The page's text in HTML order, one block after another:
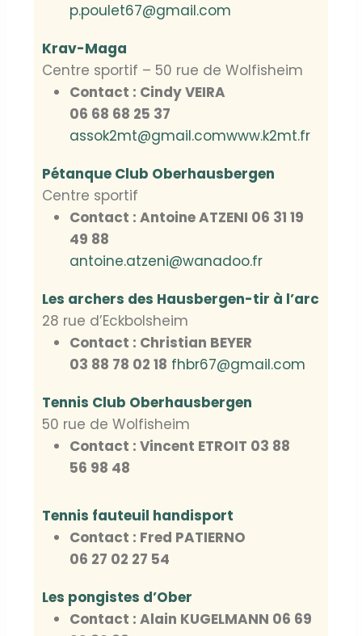
p.poulet67@gmail.com
Krav-Maga
Centre sportif – 50 rue de Wolfisheim
Contact : Cindy VEIRA
06 68 68 25 37
assok2mt@gmail.comwww.k2mt.fr
Pétanque Club Oberhausbergen
Centre sportif
Contact : Antoine ATZENI 06 31 19
49 88
antoine.atzeni@wanadoo.fr
Les archers des Hausbergen-tir à l’arc
28 rue d’Eckbolsheim
Contact : Christian BEYER
03 88 78 02 18 fhbr67@gmail.com
Tennis Club Oberhausbergen
50 rue de Wolfisheim
Contact : Vincent ETROIT 03 88
56 98 48
Tennis fauteuil handisport
Contact : Fred PATIERNO
06 27 02 27 54
Les pongistes d’Ober
Contact : Alain KUGELMANN 06 69